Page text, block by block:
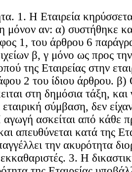
1. Η Εταιρεία
μόνον αν: α) συστήθηκε
1, του άρθρου 6
β, γ μόνο ως προς
της Εταιρείας στην
2 του ίδιου άρθρου. β)
στη δημόσια τάξη, και
σύμβαση, δεν
αγωγή ασκείται από κάθε
απευθύνεται κατά της
την ακυρότητα
3. Η